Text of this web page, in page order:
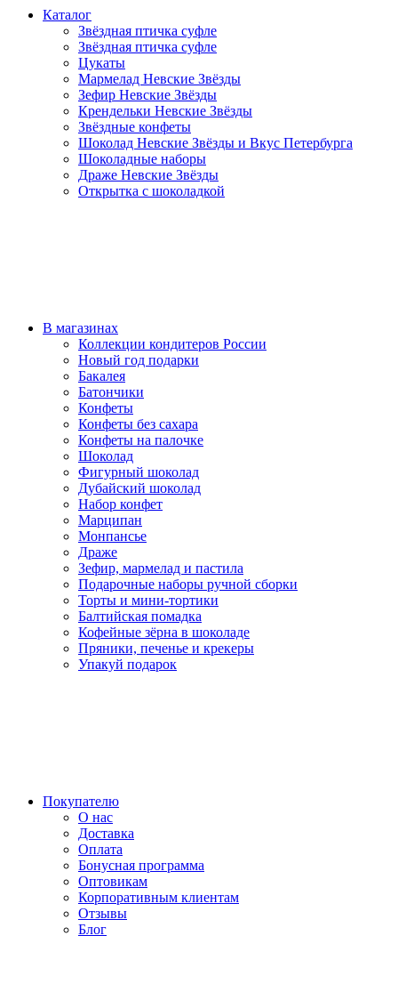
Каталог
Звёздная птичка суфле
Звёздная птичка суфле
Цукаты
Мармелад Невские Звёзды
Зефир Невские Звёзды
Крендельки Невские Звёзды
Звёздные конфеты
Шоколад Невские Звёзды и Вкус Петербурга
Шоколадные наборы
Драже Невские Звёзды
Открытка с шоколадкой
В магазинах
Коллекции кондитеров России
Новый год подарки
Бакалея
Батончики
Конфеты
Конфеты без сахара
Конфеты на палочке
Шоколад
Фигурный шоколад
Дубайский шоколад
Набор конфет
Марципан
Монпансье
Драже
Зефир, мармелад и пастила
Подарочные наборы ручной сборки
Торты и мини-тортики
Балтийская помадка
Кофейные зёрна в шоколаде
Пряники, печенье и крекеры
Упакуй подарок
Покупателю
О нас
Доставка
Оплата
Бонусная программа
Оптовикам
Корпоративным клиентам
Отзывы
Блог